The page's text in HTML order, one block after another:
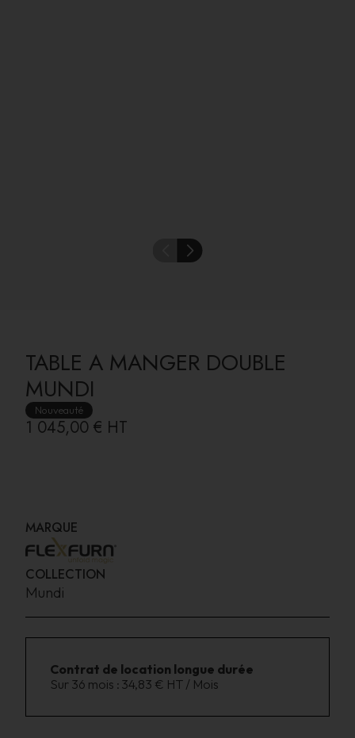
TABLE A MANGER DOUBLE
MUNDI
Nouveauté
1 045,00 € HT
MARQUE
COLLECTION
Mundi
Contrat de location longue durée
Sur 36 mois : 34,83 € HT / Mois